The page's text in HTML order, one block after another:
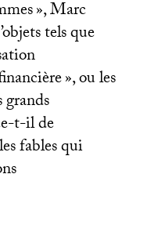
», Marc
tels que
», ou les
t-il de
fables qui